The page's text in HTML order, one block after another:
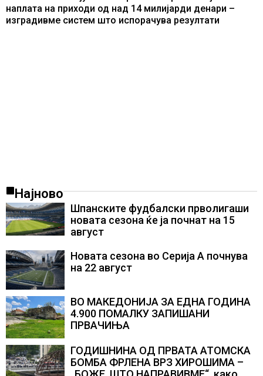
наплата на приходи од над 14 милијарди денари –
изградивме систем што испорачува резултати
Најново
Шпанските фудбалски прволигаши
новата сезона ќе ја почнат на 15
август
Новата сезона во Серија А почнува
на 22 август
ВО МАКЕДОНИЈА ЗА ЕДНА ГОДИНА
4.900 ПОМАЛКУ ЗАПИШАНИ
ПРВАЧИЊА
ГОДИШНИНА ОД ПРВАТА АТОМСКА
БОМБА ФРЛЕНА ВРЗ ХИРОШИМА –